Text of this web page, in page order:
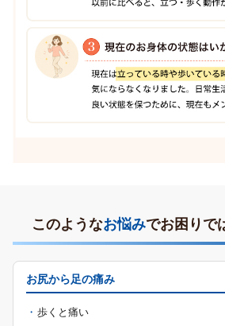
このようなお悩みでお困りで
お尻から足の痛み
歩くと痛い